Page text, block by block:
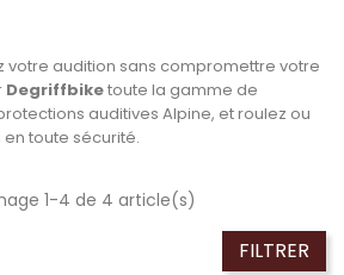
votre audition sans compromettre votre
Degriffbiketoute la gamme de
auditives Alpine, et roulez ou
toute sécurité.
FILTRER
1-4 de 4 article(s)